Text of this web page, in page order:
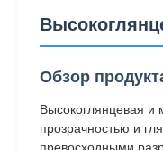
Обзор
Высокоглянцевая и
прозрачностью и